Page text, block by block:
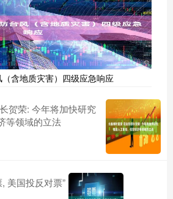
含地质灾害）四级应急响应
贺荣: 今年将加快研究
等领域的立法
美国投反对票”